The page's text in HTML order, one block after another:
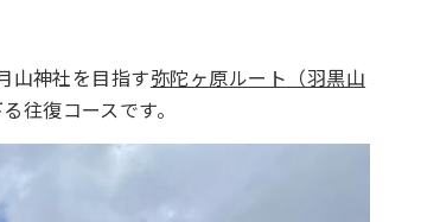
山神社を目指す弥陀ヶ原ルート（羽黒山
往復コースです。